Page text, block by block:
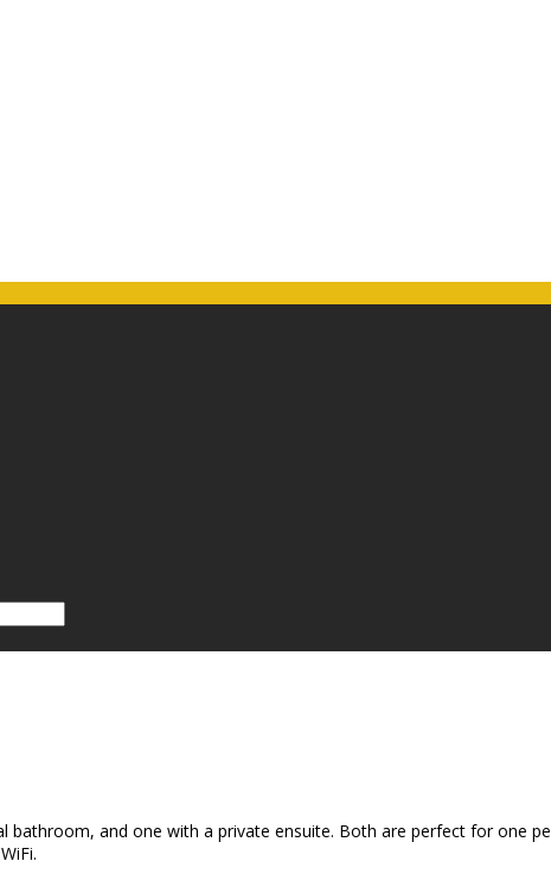
and one with a private ensuite. Both are perfect for one